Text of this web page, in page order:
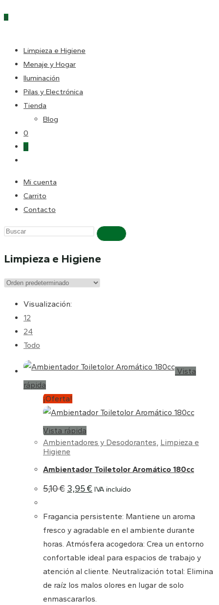
LA
WEB
0
Limpieza e Higiene
Menaje y Hogar
Iluminación
Pilas y Electrónica
Tienda
Blog
0
0
de
la
web
Mi cuenta
Carrito
Contacto
Buscar
esta
Limpieza e Higiene
Visualización:
12
24
Todo
Vista
rápida
¡Oferta!
Vista rápida
Ambientadores y Desodorantes, Limpieza e
Higiene
Ambientador Toiletolor Aromático 180cc
5,10€ El
precio
era:
5,10 €.
3,95€ El
precio
es:
3,95 €.
IVA incluído
Fragancia persistente: Mantiene un aroma
fresco y agradable en el ambiente durante
horas. Atmósfera acogedora: Crea un entorno
confortable ideal para espacios de trabajo y
atención al cliente. Neutralización total: Elimina
de raíz los malos olores en lugar de solo
enmascararlos.